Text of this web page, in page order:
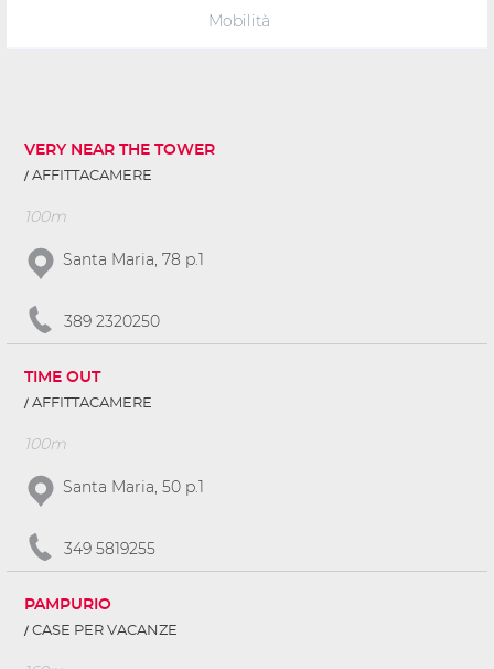
Mobilità
VERY NEAR THE TOWER
AFFITTACAMERE
100m
Santa Maria, 78 p.1
389 2320250
TIME OUT
AFFITTACAMERE
100m
Santa Maria, 50 p.1
349 5819255
PAMPURIO
CASE PER VACANZE